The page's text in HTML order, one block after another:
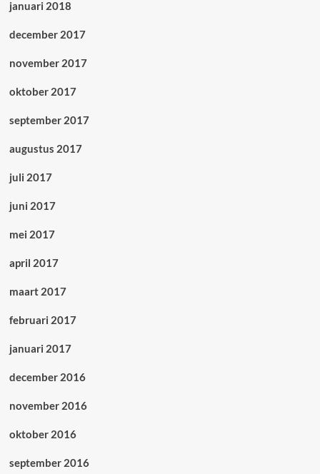
januari 2018
december 2017
november 2017
oktober 2017
september 2017
augustus 2017
juli 2017
juni 2017
mei 2017
april 2017
maart 2017
februari 2017
januari 2017
december 2016
november 2016
oktober 2016
september 2016